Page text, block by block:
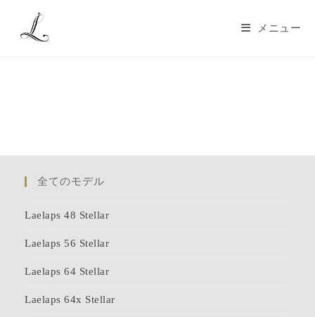
メニュー
全てのモデル
Laelaps 48 Stellar
Laelaps 56 Stellar
Laelaps 64 Stellar
Laelaps 64x Stellar